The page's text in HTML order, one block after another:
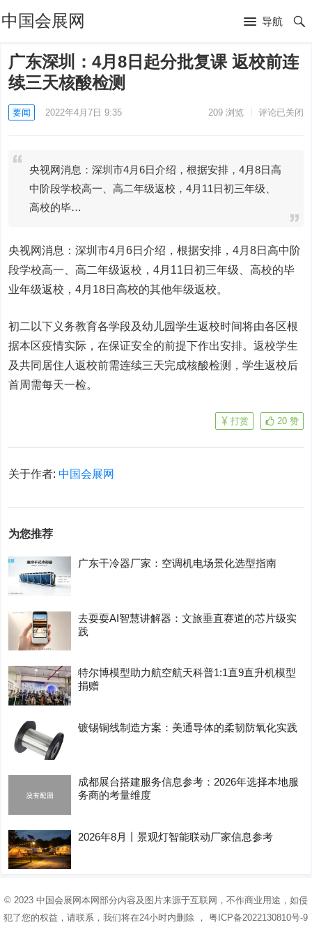
中国会展网 导航
广东深圳：4月8日起分批复课 返校前连
续三天核酸检测
要闻 2022年4月7日 9:35 209浏览 评论已关闭
央视网消息：深圳市4月6日介绍，根据安排，4月8日高
中阶段学校高一、高二年级返校，4月11日初三年级、
高校的毕…
央视网消息：深圳市4月6日介绍，根据安排，4月8日高中阶
段学校高一、高二年级返校，4月11日初三年级、高校的毕
业年级返校，4月18日高校的其他年级返校。
初二以下义务教育各学段及幼儿园学生返校时间将由各区根
据本区疫情实际，在保证安全的前提下作出安排。返校学生
及共同居住人返校前需连续三天完成核酸检测，学生返校后
首周需每天一检。
20 赞
打赏
关于作者:中国会展网
为您推荐
广东干冷器厂家：空调机电场景化选型指南
去耍耍AI智慧讲解器：文旅垂直赛道的芯片级实
践
特尔博模型助力航空航天科普1:1直9直升机模型
捐赠
镀锡铜线制造方案：美通导体的柔韧防氧化实践
成都展台搭建服务信息参考：2026年选择本地服
务商的考量维度
2026年8月丨景观灯智能联动厂家信息参考
© 2023 中国会展网本网部分内容及图片来源于互联网，不作商业用途，如侵
犯了您的权益，请联系，我们将在24小时内删除 ，粤ICP备2022130810号-9